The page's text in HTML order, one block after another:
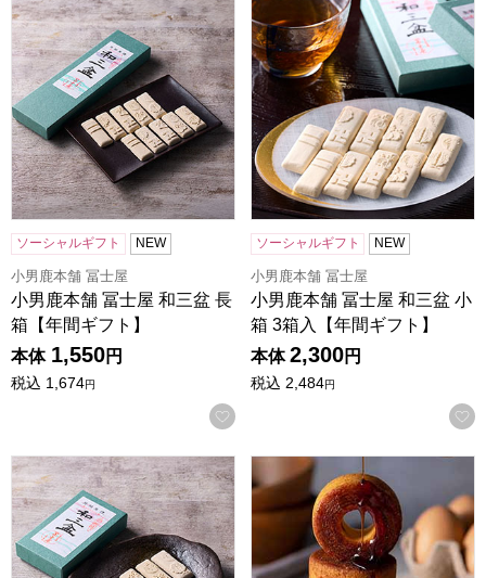
小男鹿本舗 冨士屋 和三盆 長箱【年間ギフト】
ソーシャルギフト NEW
小男鹿本舗 冨士屋
小男鹿本舗 冨士屋 和三盆 長
箱【年間ギフト】
本体 1,550円
税込 1,674円
お気に入りに登録する
小男鹿本舗 冨士屋 和三盆 小
ソーシャルギフト NEW
小男鹿本舗 冨士屋
小男鹿本舗 冨士屋 和三盆 小
箱 3箱入【年間ギフト】
本体 2,300円
税込 2,484円
小男鹿本舗 冨士屋 和三盆 小箱【年間ギフト】
森の庭 焦がしキャラメルが